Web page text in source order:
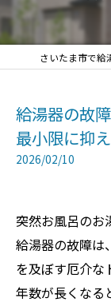
給湯器の故
最小限に抑
2026/02/10
突然お風呂のお
給湯器の故障は
を及ぼす厄介な
年数が長くなる